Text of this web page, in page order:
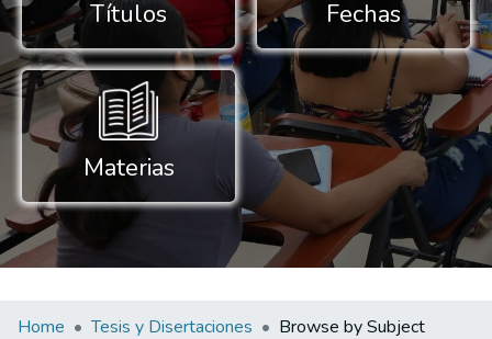
Títulos Fechas
Materias
Home Tesis y Disertaciones Browse by Subject